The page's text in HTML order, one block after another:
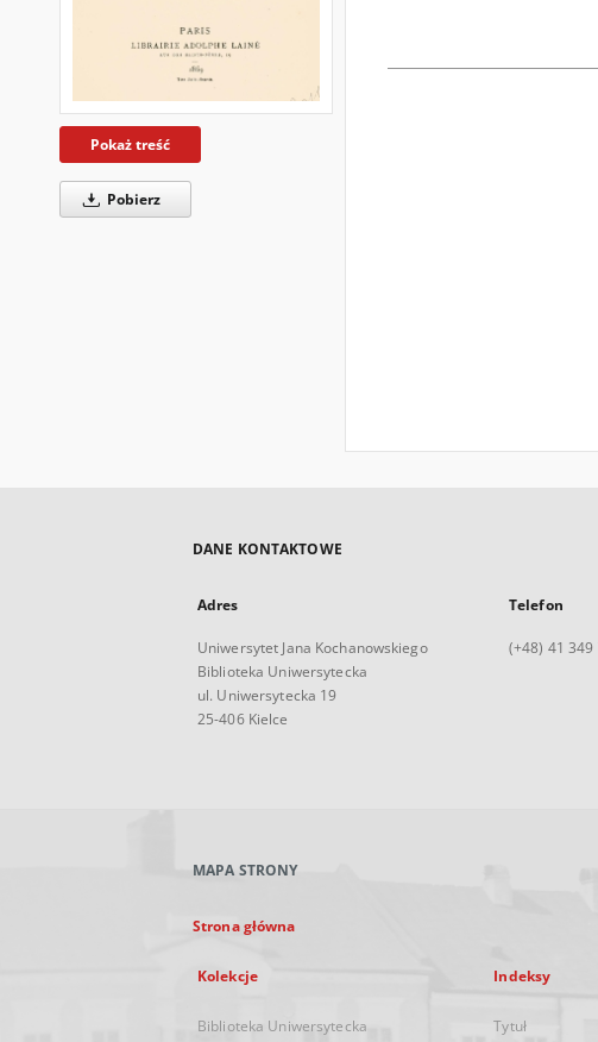
Pokaż treść
Pobierz
DANE KONTAKTOWE
Adres
Uniwersytet Jana Kochanowskiego
Biblioteka Uniwersytecka
ul. Uniwersytecka 19
25-406 Kielce
Telefon
(+48) 41 349
MAPA STRONY
Strona główna
Kolekcje
Biblioteka Uniwersytecka
Indeksy
Tytuł